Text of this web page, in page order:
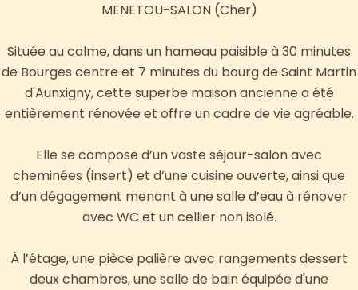
MENETOU-SALON (Cher)
Située au calme, dans un hameau paisible à 30 minutes
de Bourges centre et 7 minutes du bourg de Saint Martin
d'Aunxigny, cette superbe maison ancienne a été
entièrement rénovée et offre un cadre de vie agréable.
Elle se compose d’un vaste séjour-salon avec
cheminées (insert) et d’une cuisine ouverte, ainsi que
d’un dégagement menant à une salle d’eau à rénover
avec WC et un cellier non isolé.
À l’étage, une pièce palière avec rangements dessert
deux chambres, une salle de bain équipée d'une